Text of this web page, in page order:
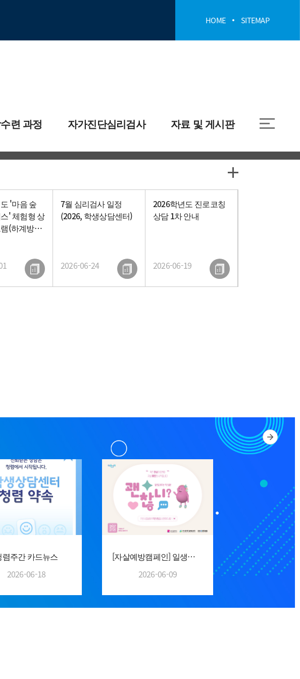
HOME SITEMAP
련 과정 자가진단심리검사
정서
스트레스
자료 및 게시판
자료실
자주 묻는 질문
자
'마음 숲
' 체험형 상
(하계방학
7월 심리검사 일정
(2026, 학생상담센터)
2026-06-24
2026학년도 진로코칭
상담 1차 안내
2026-06-19
렴주간 카드뉴스
2026-06-18
[자살예방캠페인] 일생을 바꾸는 작은 질문
2026-06-09